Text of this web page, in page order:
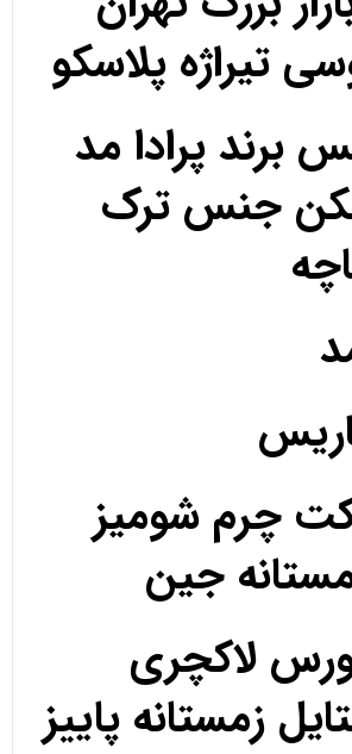
تیراژه پلاسکو
برند پرادا مد
جنس ترک
کت چرم شومیز
جین
لاکچری
زمستانه پاییز